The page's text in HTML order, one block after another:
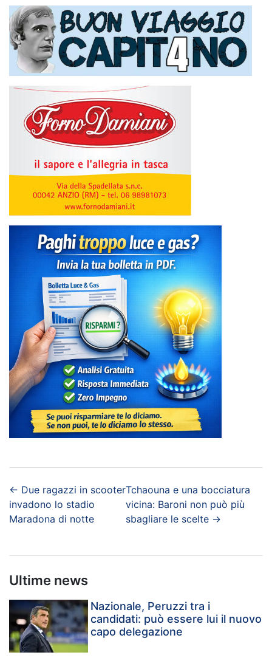
← Due ragazzi in scooter
invadono lo stadio
Maradona di notte
Tchaouna e una bocciatura
vicina: Baroni non può più
sbagliare le scelte →
Ultime news
Nazionale, Peruzzi tra i
candidati: può essere lui il nuovo
capo delegazione